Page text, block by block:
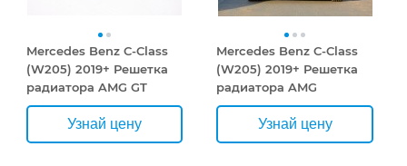
Mercedes Benz C-Class
(W205) 2019+ Решетка
радиатора AMG GT
Узнай цену
Mercedes Benz C-Class
(W205) 2019+ Решетка
радиатора AMG
DIAMOND
Узнай цену